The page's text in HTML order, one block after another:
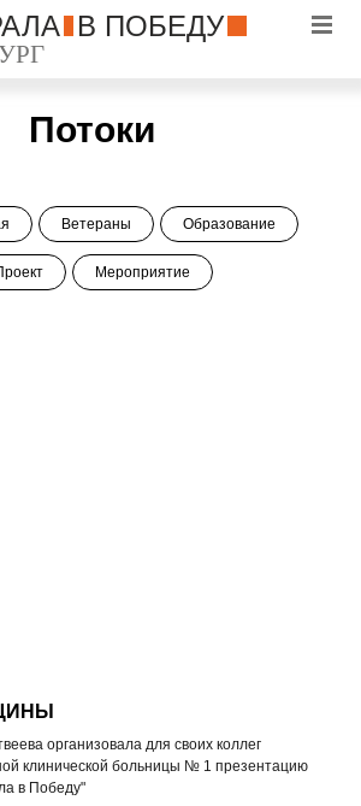
В ПОБЕДУ
Потоки
Ветераны Образование
Мероприятие
организовала для своих коллег
клинической больницы № 1 презентацию
в Победу"